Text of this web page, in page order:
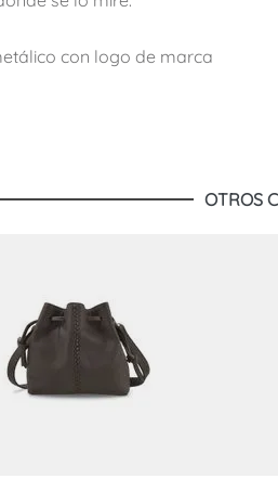
con logo de marca
OTROS